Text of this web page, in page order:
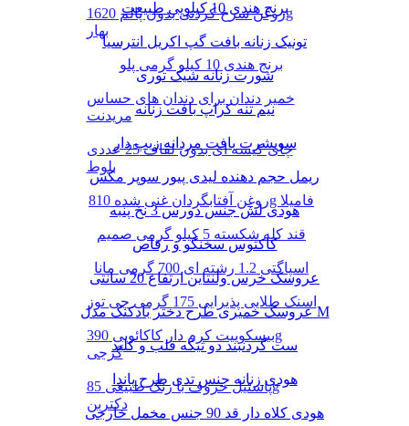
روغن سرخ کردنی بدون پالم 1620g
بهار
برنج هندی 10 کیلو گرمی پلو
خمیر دندان برای دندان های حساس
مریدنت
چای کیسه ای بدون لفاف 25 عددی
بلوط
روغن آفتابگردان غنی شده 810g فامیلا
قند کله شکسته 5 کیلو گرمی صمیم
اسپاگتی 1.2 رشته ای 700 گرمی مانا
اسنک طلایی پذیرایی 175 گرمی چی توز
بیسکوییت کرم دار کاکائویی 390g
گرجی
پاستیل حروف با رنگ طبیعی 85g
دکتربن
برنج هندی 10 کیلویی طبیعت
تونیک زنانه بافت گپ اکریل انترسیا
شورت زنانه شیک توری
نیم تنه کراپ بافت زنانه
سویشرت بافت مردانه زیپ دار
ریمل حجم دهنده لیدی پیور سوپر مکس
هودی لش جنس دورس 3 نخ پنبه
کاکتوس سخنگو و رقاص
عروسک خرس ولنتاین ارتفاع 20 سانتی
عروسک خمیری طرح دختر بادکنک مدل M
ست گردنبند دو تیکه قلب و کلید
هودی زنانه جنس تدی طرح پاندا
هودی کلاه دار قد 90 جنس مخمل خارجی